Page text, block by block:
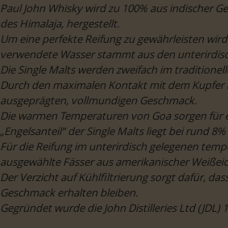
Paul John Whisky wird zu 100% aus indischer
des Himalaja, hergestellt.
Um eine perfekte Reifung zu gewährleisten
verwendete Wasser stammt aus den
Die Single Malts werden zweifach im
Durch den maximalen Kontakt mit dem
ausgeprägten, vollmundigen Geschmack.
Die warmen Temperaturen von Goa sorgen für
„Engelsanteil“ der Single Malts liegt bei rund 8%
Für die Reifung im unterirdisch gelegenen
ausgewählte Fässer aus amerikanischer
Der Verzicht auf Kühlfiltrierung sorgt dafür,
Geschmack erhalten bleiben.
Gegründet wurde die John Distilleries Ltd (JDL)